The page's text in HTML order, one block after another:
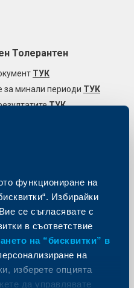
функциониране на
Избирайки
се съгласявате с
в съответствие
на “бисквитки” в
на
изберете опцията
да управлявате
Толерантен
ТУК
за минали периоди ТУК
ТУК
на портфейла
в секция
в секция